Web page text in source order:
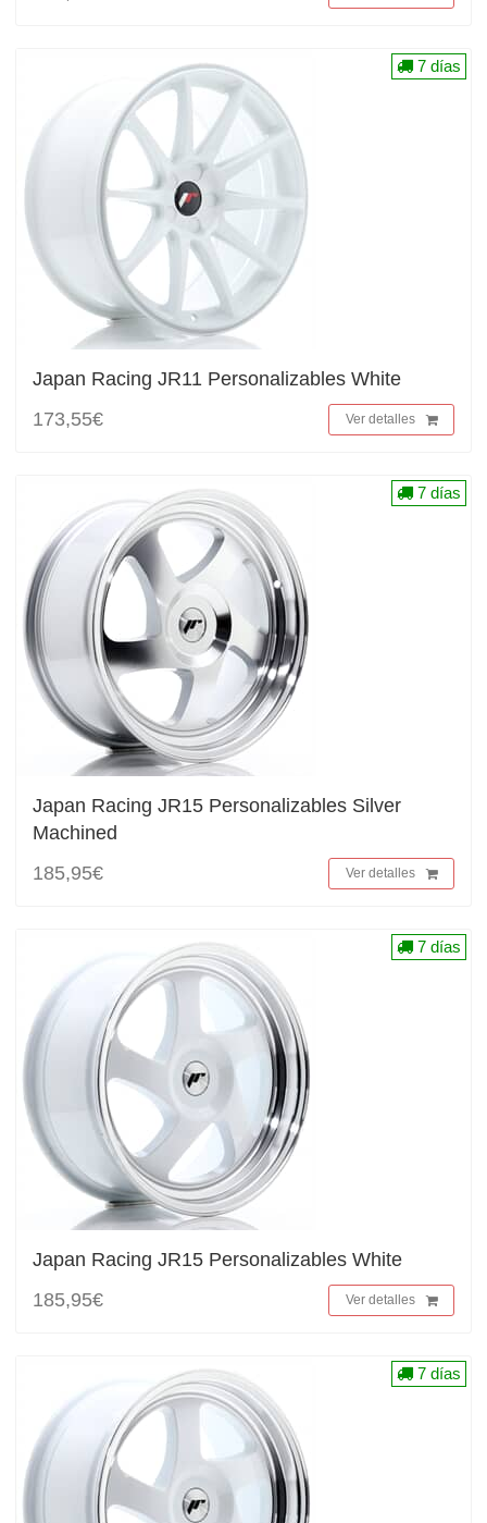
Japan Racing JR11 Personalizables White
173,55€
Ver detalles
7 días
Japan Racing JR15 Personalizables Silver
Machined
185,95€
Ver detalles
7 días
Japan Racing JR15 Personalizables White
185,95€
Ver detalles
7 días
7 días